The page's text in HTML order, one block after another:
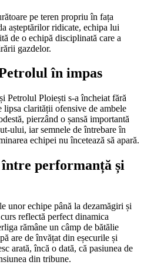
pe teren propriu în fața
așteptărilor ridicate, echipa lui
de o echipă disciplinată care a
gazdelor.
în impas
Petrolul Ploiești s-a încheiat fără
clarității ofensive de ambele
pierzând o șansă importantă
ului, iar semnele de întrebare în
echipei nu încetează să apară.
performanță și
unor echipe până la dezamăgiri și
reflectă perfect dinamica
rămâne un câmp de bătălie
are de învățat din eșecurile și
arată, încă o dată, că pasiunea de
din tribune.